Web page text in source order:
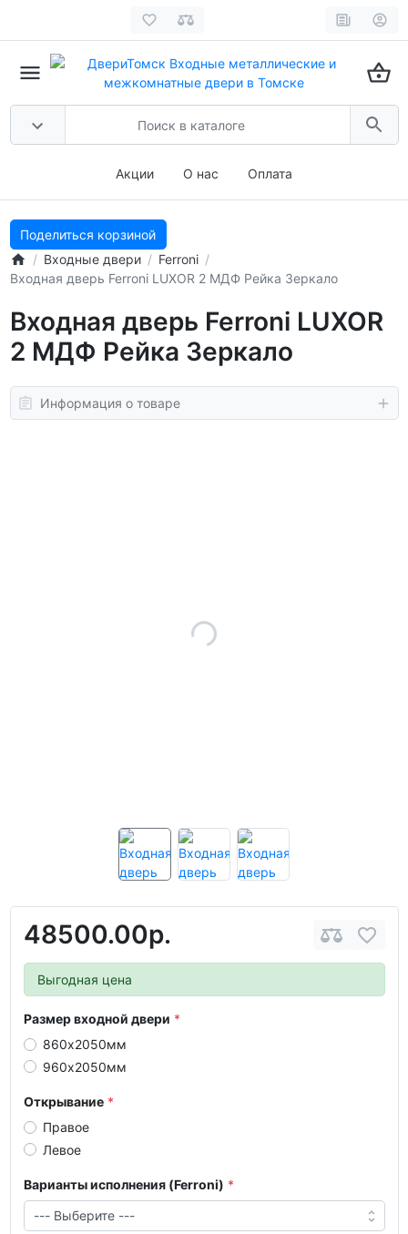
Акции О нас Оплата
Поделиться корзиной
Входные двери
Ferroni
Входная дверь Ferroni LUXOR 2 МДФ Рейка Зеркало
Входная дверь Ferroni LUXOR
2 МДФ Рейка Зеркало
Информация о товаре
48500.00р.
Выгодная цена
Размер входной двери
860х2050мм
960х2050мм
Открывание
Правое
Левое
Варианты исполнения (Ferroni)